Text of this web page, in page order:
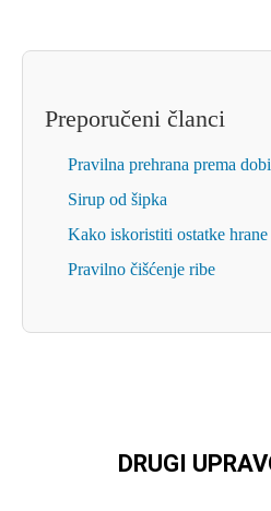
Preporučeni članci
Pravilna prehrana prema dobi
Sirup od šipka
Kako iskoristiti ostatke hrane
Pravilno čišćenje ribe
DRUGI